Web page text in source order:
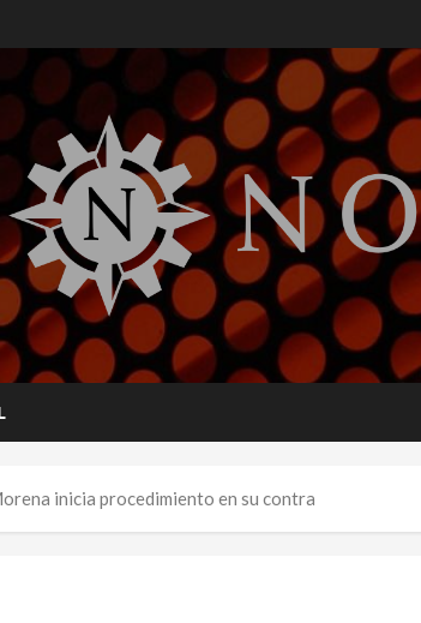
inicia procedimiento en su contra